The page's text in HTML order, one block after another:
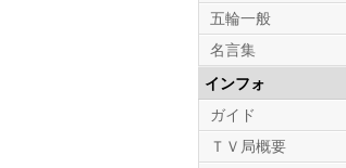
五輪一般
名言集
インフォ
ガイド
ＴＶ局概要